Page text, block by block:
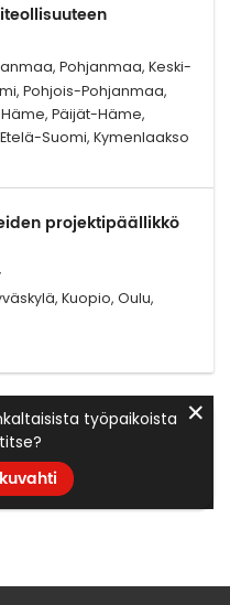
Pohjanmaa, Keski-
Pohjois-Pohjanmaa,
Päijät-Häme,
Suomi, Kymenlaakso
projektipäällikkö
Kuopio, Oulu,
työpaikoista ✕